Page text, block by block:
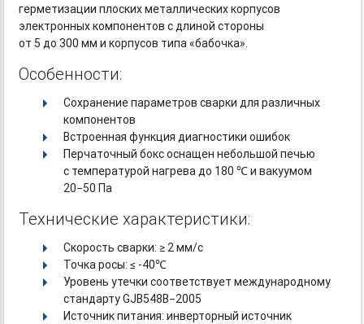
герметизации плоских металлических корпусов
электронных компонентов с длиной стороны
от 5 до 300 мм и корпусов типа «бабочка».
Особенности:
Сохранение параметров сварки для различных
компонентов
Встроенная функция диагностики ошибок
Перчаточный бокс оснащен небольшой печью
с температурой нагрева до 180 ℃ и вакуумом
20−50 Па
Технические характеристики:
Скорость сварки: ≥ 2 мм/с
Точка росы: ≤ -40℃
Уровень утечки соответствует международному
стандарту GJB548B−2005
Источник питания: инверторный источник